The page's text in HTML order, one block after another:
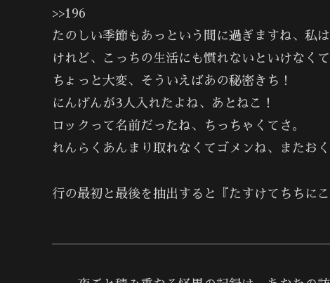
>>196
たのしい季節もあっという間に過ぎますね、私は
けれど、こっちの生活にも慣れないといけなくて
ちょっと大変、そういえばあの秘密きち！
にんげんが3人入れたよね、あとねこ！
ロックって名前だったね、ちっちゃくてさ。
れんらくあんまり取れなくてゴメンね、またおく
行の最初と最後を抽出すると『たすけてちちに